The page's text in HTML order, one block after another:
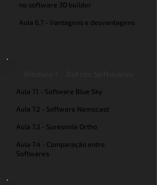
no software 3D builder
Aula 6.7 - Vantagens e desvantagens
Aula 7.1 - Software Blue Sky
Aula 7.2 - Software Nemocast
Aula 7.3 - Suresmile Ortho
Aula 7.4 - Comparação entre
Softwares